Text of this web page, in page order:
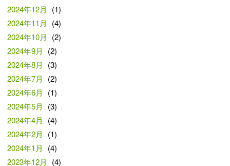
2024年12月
(1)
2024年11月
(4)
2024年10月
(2)
2024年9月
(2)
2024年8月
(3)
2024年7月
(2)
2024年6月
(1)
2024年5月
(3)
2024年4月
(4)
2024年2月
(1)
2024年1月
(4)
2023年12月
(4)